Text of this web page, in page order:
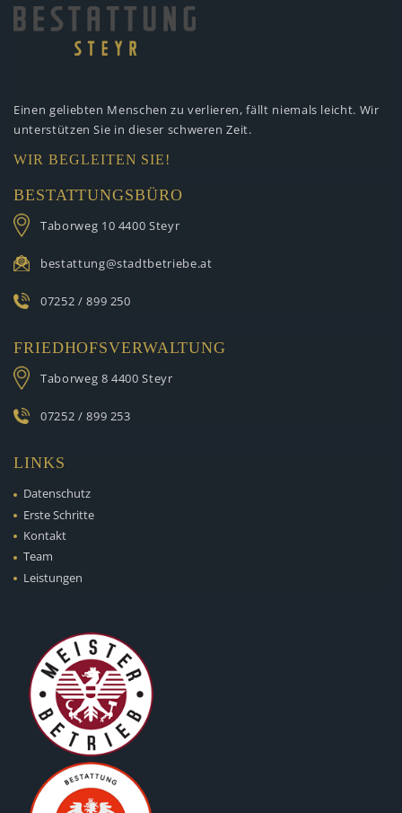
Einen geliebten Menschen zu verlieren, fällt niemals leicht. Wir
unterstützen Sie in dieser schweren Zeit.
WIR BEGLEITEN SIE!
BESTATTUNGSBÜRO
Taborweg 10 4400 Steyr
bestattung@stadtbetriebe.at
07252 / 899 250
FRIEDHOFSVERWALTUNG
Taborweg 8 4400 Steyr
07252 / 899 253
LINKS
Datenschutz
Erste Schritte
Kontakt
Team
Leistungen